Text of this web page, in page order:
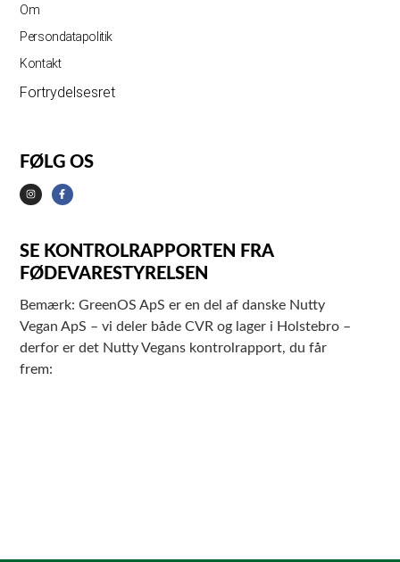
Om
Persondatapolitik
Kontakt
Fortrydelsesret
FØLG OS
SE KONTROLRAPPORTEN FRA
FØDEVARESTYRELSEN
Bemærk: GreenOS ApS er en del af danske Nutty
Vegan ApS – vi deler både CVR og lager i Holstebro –
derfor er det Nutty Vegans kontrolrapport, du får
frem: